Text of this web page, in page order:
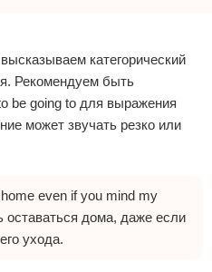
категорический
Рекомендуем быть
be going to для выражения
может звучать резко или
even if you mind my
дома, даже если
ухода.